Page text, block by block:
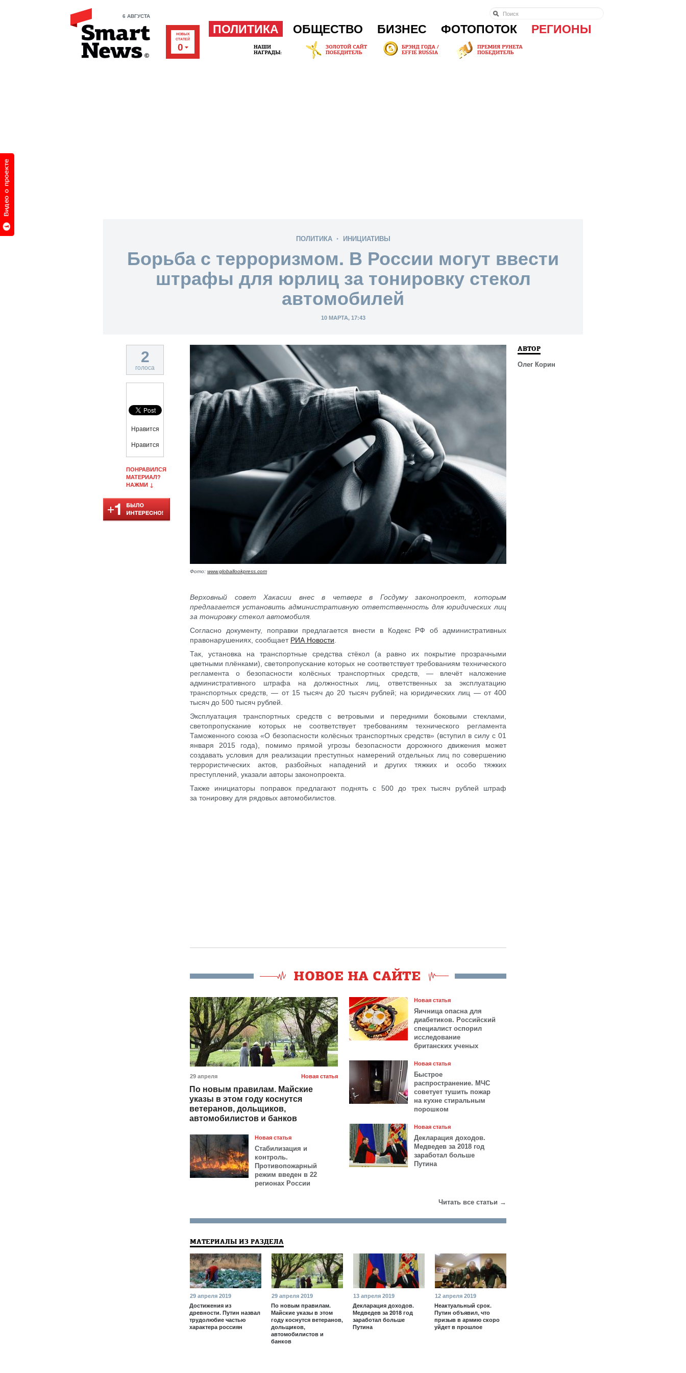
6 АВГУСТА
НОВЫХ
СТАТЕЙ
0
ПОЛИТИКА ОБЩЕСТВО БИЗНЕС ФОТОПОТОК РЕГИОНЫ
ПОЛИТИКА ИНИЦИАТИВЫ
Борьба с терроризмом. В России могут ввести
штрафы для юрлиц за тонировку стекол
автомобилей
10 МАРТА, 17:43
2
голоса
Нравится
Нравится
ПОНРАВИЛСЯ
МАТЕРИАЛ?
НАЖМИ ↓
Фото: www.globallookpress.com
Верховный совет Хакасии внес в четверг в Госдуму законопроект, которым
предлагается установить административную ответственность для юридических лиц
за тонировку стекол автомобиля.
Согласно документу, поправки предлагается внести в Кодекс РФ об административных
правонарушениях, сообщает РИА Новости.
Так, установка на транспортные средства стёкол (а равно их покрытие прозрачными
цветными плёнками), светопропускание которых не соответствует требованиям технического
регламента о безопасности колёсных транспортных средств, — влечёт наложение
административного штрафа на должностных лиц, ответственных за эксплуатацию
транспортных средств, — от 15 тысяч до 20 тысяч рублей; на юридических лиц — от 400
тысяч до 500 тысяч рублей.
Эксплуатация транспортных средств с ветровыми и передними боковыми стеклами,
светопропускание которых не соответствует требованиям технического регламента
Таможенного союза «О безопасности колёсных транспортных средств» (вступил в силу с 01
января 2015 года), помимо прямой угрозы безопасности дорожного движения может
создавать условия для реализации преступных намерений отдельных лиц по совершению
террористических актов, разбойных нападений и других тяжких и особо тяжких
преступлений, указали авторы законопроекта.
Также инициаторы поправок предлагают поднять с 500 до трех тысяч рублей штраф
за тонировку для рядовых автомобилистов.
АВТОР
Олег Корин
Новая статья
29 апреля
По новым правилам. Майские
указы в этом году коснутся
ветеранов, дольщиков,
автомобилистов и банков
Новая статья
Стабилизация и
контроль.
Противопожарный
режим введен в 22
регионах России
Новая статья
Яичница опасна для
диабетиков. Российский
специалист оспорил
исследование
британских ученых
Новая статья
Быстрое
распространение. МЧС
советует тушить пожар
на кухне стиральным
порошком
Новая статья
Декларация доходов.
Медведев за 2018 год
заработал больше
Путина
Читать все статьи →
МАТЕРИАЛЫ ИЗ РАЗДЕЛА
29 апреля 2019
Достижения из
древности. Путин назвал
трудолюбие частью
характера россиян
29 апреля 2019
По новым правилам.
Майские указы в этом
году коснутся ветеранов,
дольщиков,
автомобилистов и
банков
13 апреля 2019
Декларация доходов.
Медведев за 2018 год
заработал больше
Путина
12 апреля 2019
Неактуальный срок.
Путин объявил, что
призыв в армию скоро
уйдет в прошлое